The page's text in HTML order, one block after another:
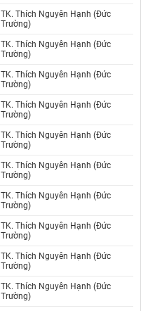
TK. Thích Nguyên Hạnh (Đức
Trường)
TK. Thích Nguyên Hạnh (Đức
Trường)
TK. Thích Nguyên Hạnh (Đức
Trường)
TK. Thích Nguyên Hạnh (Đức
Trường)
TK. Thích Nguyên Hạnh (Đức
Trường)
TK. Thích Nguyên Hạnh (Đức
Trường)
TK. Thích Nguyên Hạnh (Đức
Trường)
TK. Thích Nguyên Hạnh (Đức
Trường)
TK. Thích Nguyên Hạnh (Đức
Trường)
TK. Thích Nguyên Hạnh (Đức
Trường)